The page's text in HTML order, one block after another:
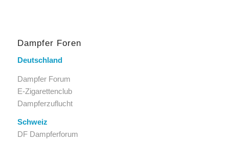
Dampfer Foren
Deutschland
Dampfer Forum
E-Zigarettenclub
Dampferzuflucht
Schweiz
DF Dampferforum